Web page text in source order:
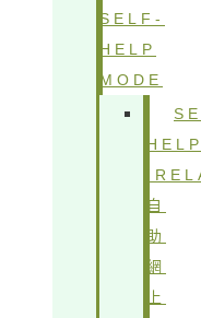
SELF-
HELP
MODE
HELP
自
助
網
上